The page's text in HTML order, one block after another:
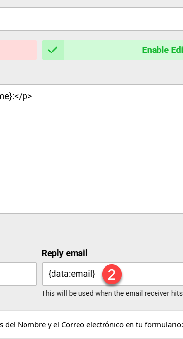
del Nombre y el Correo electrónico en tu formulario: